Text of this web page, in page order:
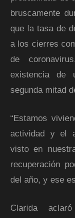
bruscamente
que la tasa de
a los cierres
de
existencia de
segunda mitad
“Estamos
actividad y el
visto en
recuperación
del año, y ese
Clarida